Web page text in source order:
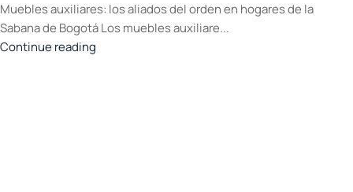
Muebles auxiliares: los aliados del orden en hogares de la
Sabana de Bogotá Los muebles auxiliare...
Continue reading